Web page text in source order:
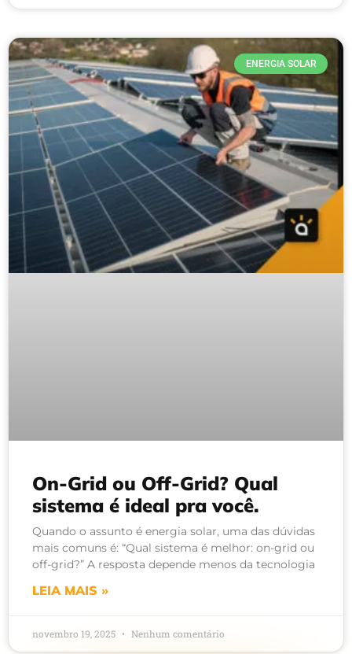
ENERGIA SOLAR
On-Grid ou Off-Grid? Qual
sistema é ideal pra você.
Quando o assunto é energia solar, uma das dúvidas
mais comuns é: “Qual sistema é melhor: on-grid ou
off-grid?” A resposta depende menos da tecnologia
LEIA MAIS »
novembro 19, 2025 Nenhum comentário